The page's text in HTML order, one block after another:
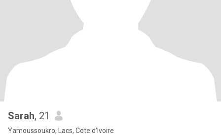
Sarah, 21
Yamoussoukro, Lacs, Cote d'Ivoire